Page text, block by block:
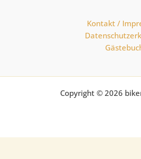
Kontakt /
Copyright © 2026